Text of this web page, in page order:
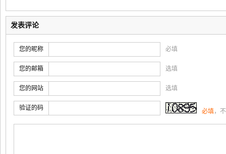
发表评论
您的昵称 必填
您的邮箱 选填
您的网站 选填
验证的码 必填，